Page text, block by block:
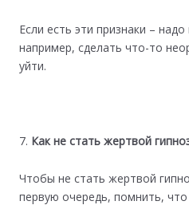
Если есть эти признаки –
например, сделать что-то
уйти.
Как не стать жертвой
Чтобы не стать жертвой
первую очередь, помнить,